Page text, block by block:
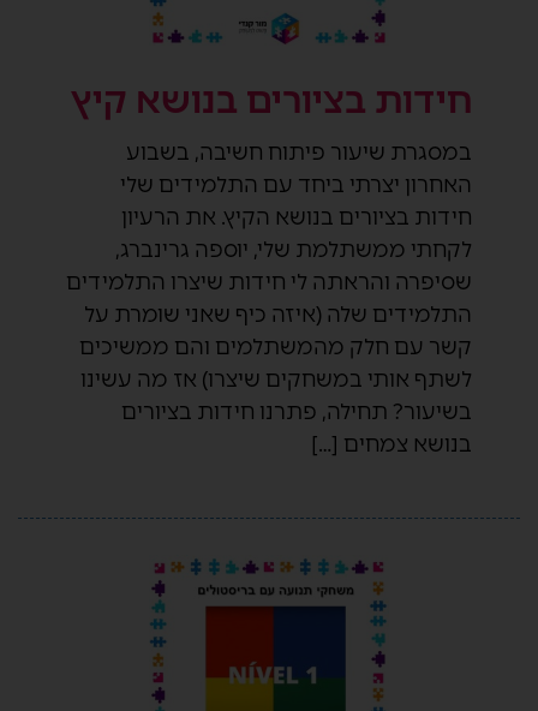
חידות בציורים בנושא קיץ
במסגרת שיעור פיתוח חשיבה, בשבוע
האחרון יצרתי ביחד עם התלמידים שלי
חידות בציורים בנושא הקיץ. את הרעיון
לקחתי ממשתלמת שלי, יוספה גרינברג,
שסיפרה והראתה לי חידות שיצרו התלמידים
התלמידים שלה (איזה כיף שאני שומרת על
קשר עם חלק מהמשתלמים והם ממשיכים
לשתף אותי במשחקים שיצרו) אז מה עשינו
בשיעור? תחילה, פתרנו חידות בציורים
בנושא צמחים […]